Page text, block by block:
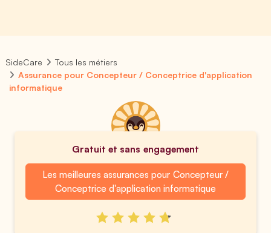
SideCare
Tous les métiers
Assurance pour Concepteur / Conceptrice d'application
informatique
Gratuit et sans engagement
Les meilleures assurances pour Concepteur /
Conceptrice d'application informatique